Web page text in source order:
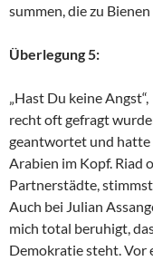
summen, die zu
Überlegung 5:
„Hast Du keine
recht oft gefragt
geantwortet und hatte
Arabien im Kopf. Riad
Partnerstädte,
Auch bei Julian
mich total beruhigt,
Demokratie steht. Vor